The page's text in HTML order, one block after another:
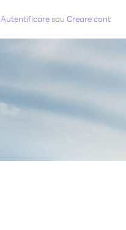
Autentificaresau Creare cont